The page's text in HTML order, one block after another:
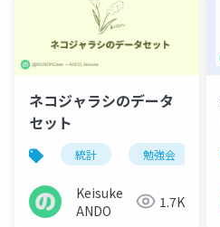
ネコジャラシのデータ
セット
統計 勉強会
Keisuke
ANDO
1.7K